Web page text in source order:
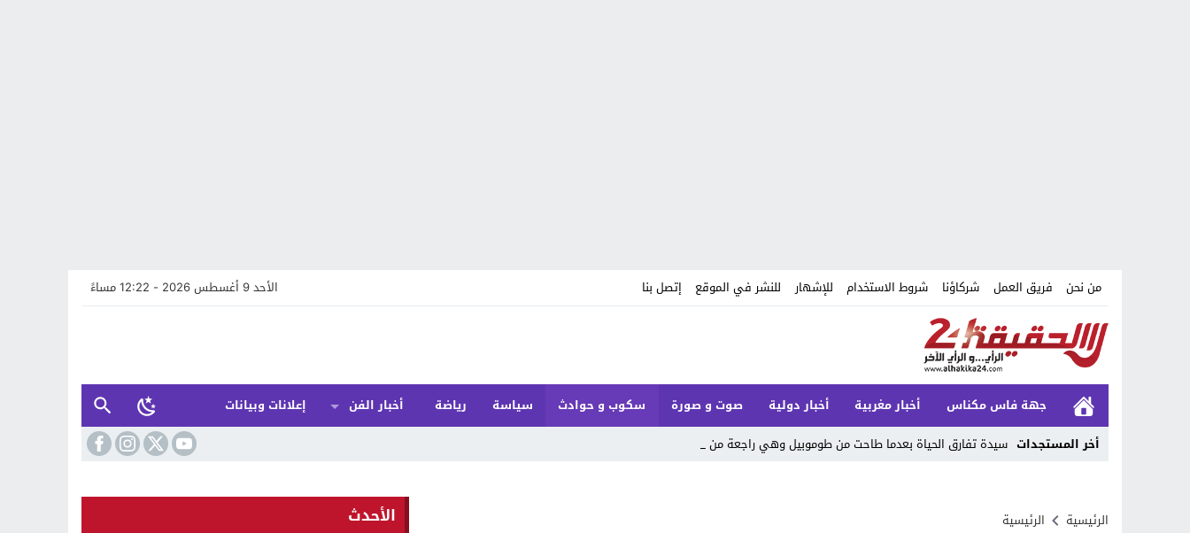
من نحن فريق العمل شركاؤنا شروط الاستخدام للإشهار للنشر في الموقع إتصل بنا الأحد 9 أغسطس 2026 - 12:22 مساءً
جهة فاس مكناس أخبار مغربية أخبار دولية صوت و صورة سكوب و حوادث سياسة رياضة أخبار الفن
إعلانات وبيانات
أخر المستجدات سيدة تفارق الحياة بعدما طاحت من طوموبيل وهي راجعة من عرس
Previous
الرئيسية الرئيسية الأحدث